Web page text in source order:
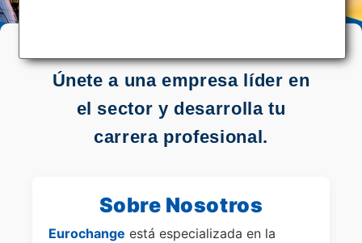
Únete a una empresa líder en
el sector y desarrolla tu
carrera profesional.
Sobre Nosotros
Eurochange está especializada en la